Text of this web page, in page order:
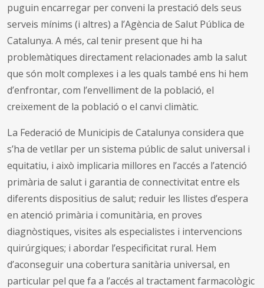
puguin encarregar per conveni la prestació dels seus
serveis mínims (i altres) a l’Agència de Salut Pública de
Catalunya. A més, cal tenir present que hi ha
problemàtiques directament relacionades amb la salut
que són molt complexes i a les quals també ens hi hem
d’enfrontar, com l’envelliment de la població, el
creixement de la població o el canvi climàtic.
La Federació de Municipis de Catalunya considera que
s’ha de vetllar per un sistema públic de salut universal i
equitatiu, i això implicaria millores en l’accés a l’atenció
primària de salut i garantia de connectivitat entre els
diferents dispositius de salut; reduir les llistes d’espera
en atenció primària i comunitària, en proves
diagnòstiques, visites als especialistes i intervencions
quirúrgiques; i abordar l’especificitat rural. Hem
d’aconseguir una cobertura sanitària universal, en
particular pel que fa a l’accés al tractament farmacològic